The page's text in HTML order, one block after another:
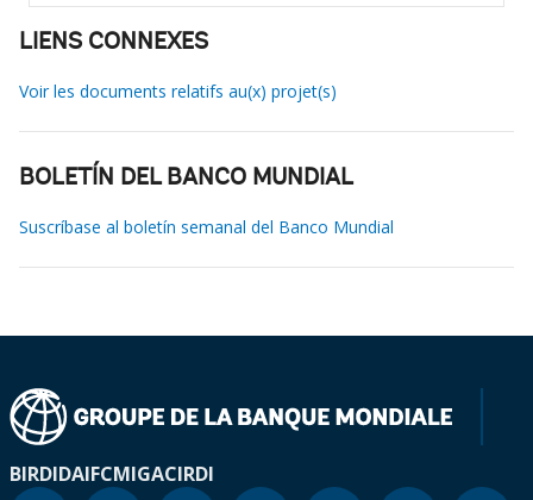
LIENS CONNEXES
Voir les documents relatifs au(x) projet(s)
BOLETÍN DEL BANCO MUNDIAL
Suscríbase al boletín semanal del Banco Mundial
BIRDIDAIFCMIGACIRDI